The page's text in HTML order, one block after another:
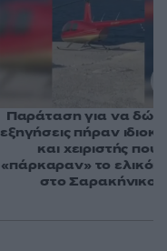
Παράταση για να
εξηγήσεις πήραν
και χειριστής που
«πάρκαραν» το
στο Σαρακήνικο